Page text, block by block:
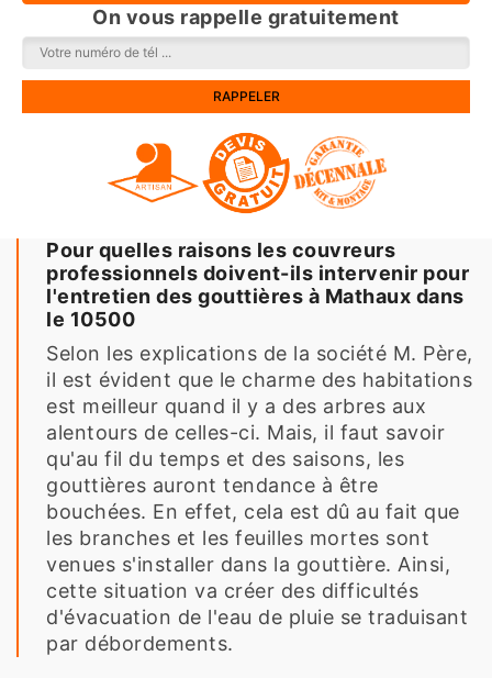
On vous rappelle gratuitement
Pour quelles raisons les couvreurs
professionnels doivent-ils intervenir pour
l'entretien des gouttières à Mathaux dans
le 10500
Selon les explications de la société M. Père,
il est évident que le charme des habitations
est meilleur quand il y a des arbres aux
alentours de celles-ci. Mais, il faut savoir
qu'au fil du temps et des saisons, les
gouttières auront tendance à être
bouchées. En effet, cela est dû au fait que
les branches et les feuilles mortes sont
venues s'installer dans la gouttière. Ainsi,
cette situation va créer des difficultés
d'évacuation de l'eau de pluie se traduisant
par débordements.